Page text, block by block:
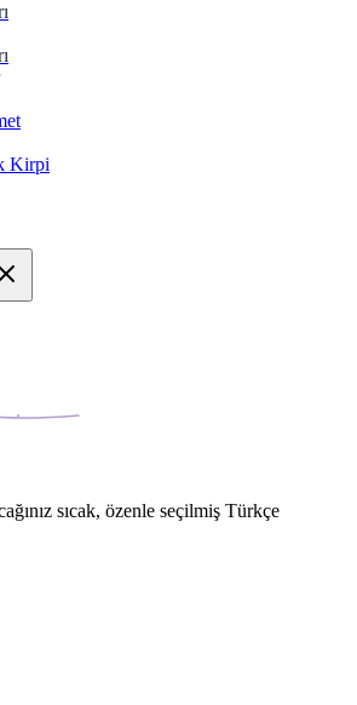
Kirpi
sıcak, özenle seçilmiş Türkçe